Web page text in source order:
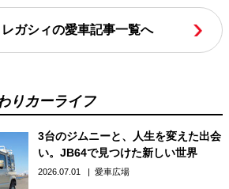
ガシィの愛車記事一覧へ
りカーライフ
3台のジムニーと、人生を変えた出会
い。JB64で見つけた新しい世界
2026.07.01 愛車広場